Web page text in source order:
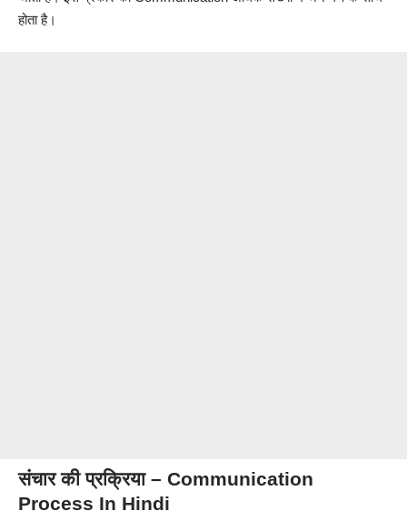
होता है।
संचार की प्रक्रिया – Communication
Process In Hindi